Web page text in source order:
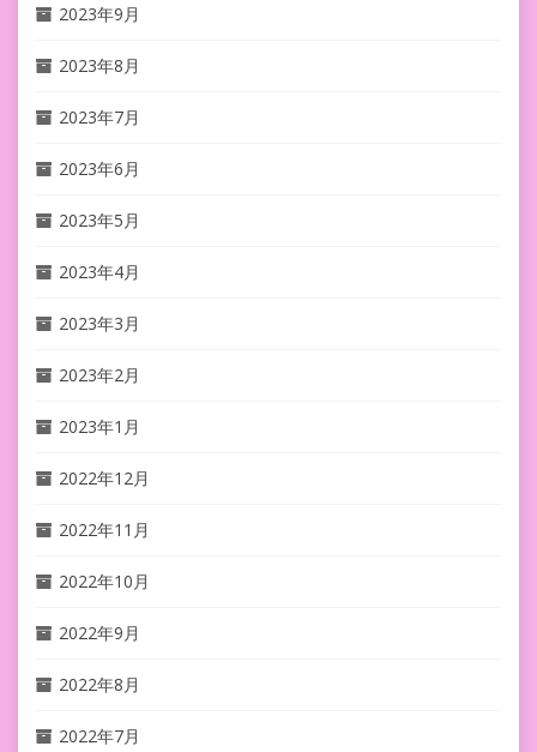
2023年9月
2023年8月
2023年7月
2023年6月
2023年5月
2023年4月
2023年3月
2023年2月
2023年1月
2022年12月
2022年11月
2022年10月
2022年9月
2022年8月
2022年7月